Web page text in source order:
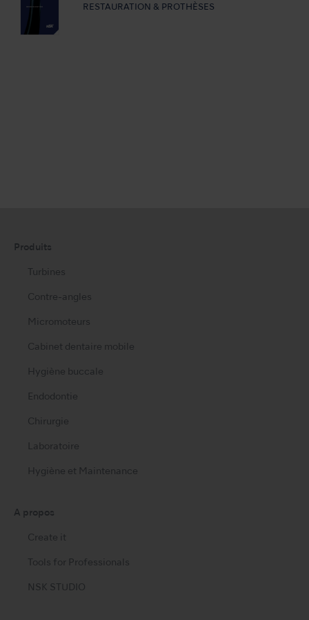
RESTAURATION & PROTHÈSES
Produits
Turbines
Contre-angles
Micromoteurs
Cabinet dentaire mobile
Hygiène buccale
Endodontie
Chirurgie
Laboratoire
Hygiène et Maintenance
A propos
Create it
Tools for Professionals
NSK STUDIO